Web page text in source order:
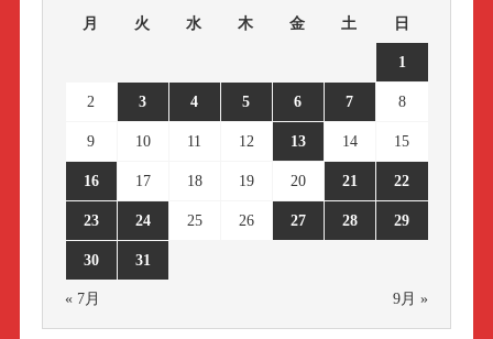
月 火 水 木 金 土 日
1
2 3 4 5 6 7 8
9 10 11 12 13 14 15
16 17 18 19 20 21 22
23 24 25 26 27 28 29
30 31
« 7月 9月 »